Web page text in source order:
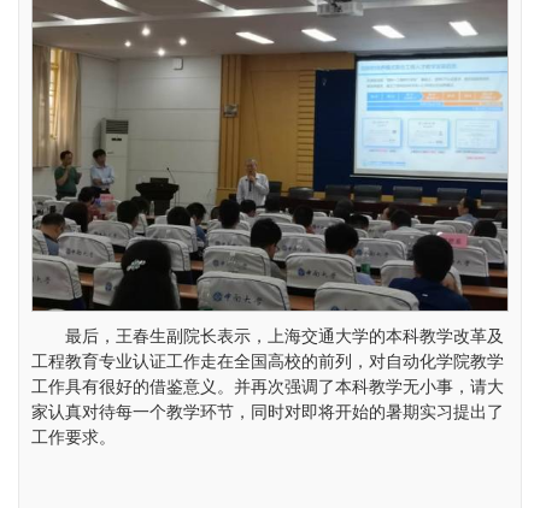
最后，王春生副院长表示，上海交通大学的本科教学改革及
工程教育专业认证工作走在全国高校的前列，对自动化学院教学
工作具有很好的借鉴意义。并再次强调了本科教学无小事，请大
家认真对待每一个教学环节，同时对即将开始的暑期实习提出了
工作要求。